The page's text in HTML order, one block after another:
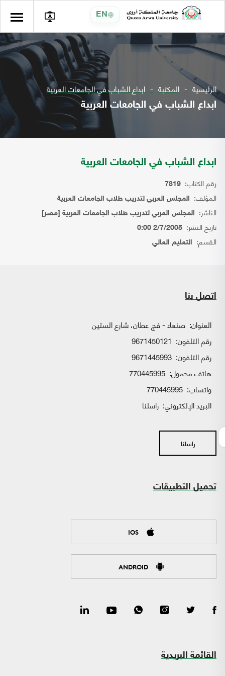
EN
الرئيسية المكتبة ابداع الشباب في الجامعات العربية
ابداع الشباب في الجامعات العربية
ابداع الشباب في الجامعات العربية
رقم الكتاب: 7819
المؤلف: المجلس العربي لتدريب طلاب الجامعات العربية
الناشر: المجلس العربي لتدريب طلاب الجامعات العربية [مصر]
تاريخ النشر: 2/7/2005 0:00
القسم: التعليم العالي
اتصل بنا
العنوان: صنعاء - فج عطان، شارع الستين
رقم التلفون: 9671450121
رقم التلفون: 9671445993
هاتف محمول: 770445995
واتساب:
البريد الإلكتروني: راسلنا
راسلنا
تحميل التطبيقات
IOS
ANDROID
القائمة البريدية